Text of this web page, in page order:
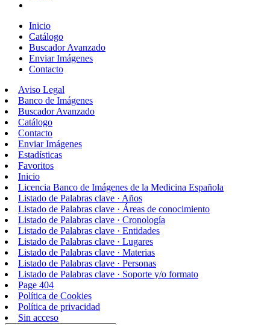
Inicio
Catálogo
Buscador Avanzado
Enviar Imágenes
Contacto
Aviso Legal
Banco de Imágenes
Buscador Avanzado
Catálogo
Contacto
Enviar Imágenes
Estadísticas
Favoritos
Inicio
Licencia Banco de Imágenes de la Medicina Española
Listado de Palabras clave · Años
Listado de Palabras clave · Áreas de conocimiento
Listado de Palabras clave · Cronología
Listado de Palabras clave · Entidades
Listado de Palabras clave · Lugares
Listado de Palabras clave · Materias
Listado de Palabras clave · Personas
Listado de Palabras clave · Soporte y/o formato
Page 404
Política de Cookies
Política de privacidad
Sin acceso